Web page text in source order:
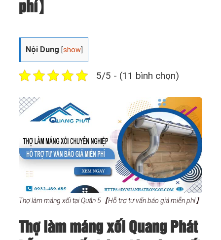
phí】
Nội Dung [show
5/5 - (11 bình chọn)
Thợ làm máng xối tại Quận 5【Hỗ trợ tư vấn báo giá miễn phí】
Thợ làm máng xối Quang Phát